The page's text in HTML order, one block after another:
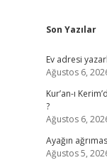
Son Yazılar
Ev adresi
Ağustos 6,
Kur’an-ı
?
Ağustos 6,
Ayağın
Ağustos 5,